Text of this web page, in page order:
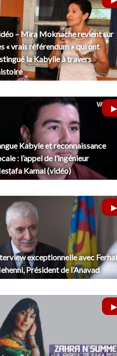
– Mira Moknache revient sur
« vrais référendum » qui ont
la Kabylie à travers
Kabyle et reconnaissance
: l’appel de l’ingénieur
Kamal (vidéo)
exceptionnelle avec
Président de l’Anavad